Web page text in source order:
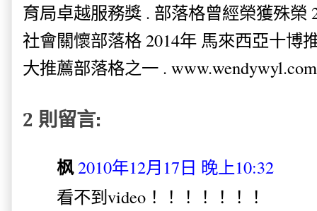
育局卓越服務獎 . 部落格曾經榮獲殊榮
社會關懷部落格 2014年 馬來西亞十博
大推薦部落格之一 . www.wendywyl.com
2 則留言:
枫2010年12月17日 晚上10:32
看不到video！！！！！！！